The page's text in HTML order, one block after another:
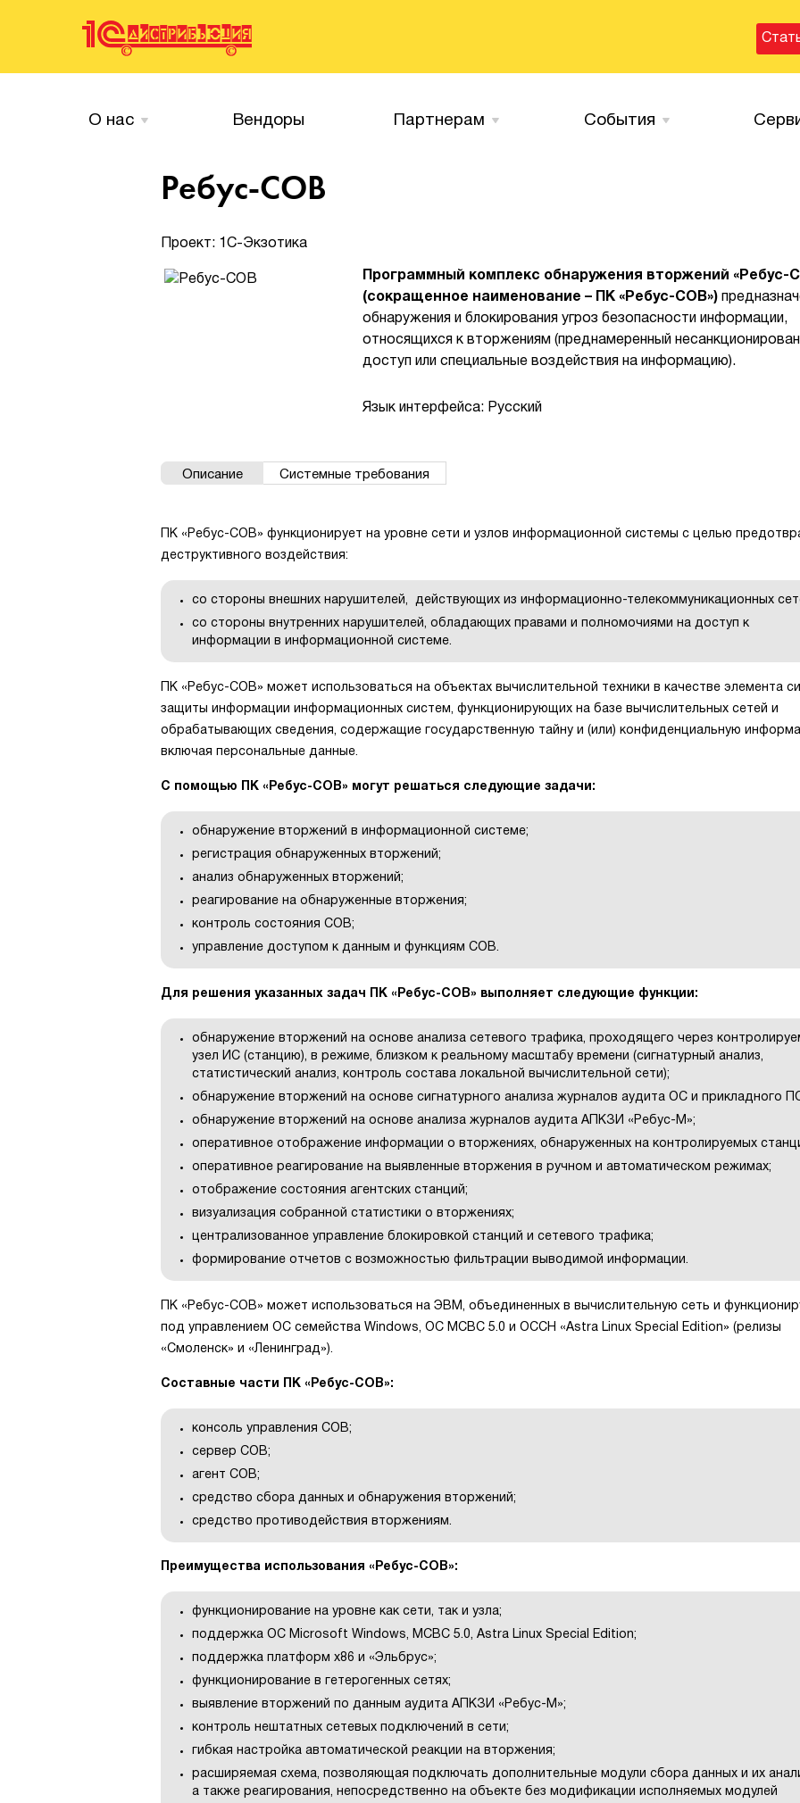
О нас Вендоры Партнерам События
Ребус-СОВ
Проект: 1С-Экзотика
Программный комплекс обнаружения вторжений «Ребус-
(сокращенное наименование – ПК «Ребус-СОВ»)
обнаружения и блокирования угроз безопасности информации,
относящихся к вторжениям (преднамеренный
доступ или специальные воздействия на информацию).
Язык интерфейса: Русский
Описание Системные требования
ПК «Ребус-СОВ» функционирует на уровне сети и узлов информационной системы с целью
деструктивного воздействия:
со стороны внешних нарушителей, действующих из информационно-телекоммуникационных
со стороны внутренних нарушителей, обладающих правами и полномочиями на доступ к
информации в информационной системе.
ПК «Ребус-СОВ» может использоваться на объектах вычислительной техники в качестве элемента
защиты информации информационных систем, функционирующих на базе вычислительных сетей и
обрабатывающих сведения, содержащие государственную тайну и (или) конфиденциальную
включая персональные данные.
С помощью ПК «Ребус-СОВ» могут решаться следующие задачи:
обнаружение вторжений в информационной системе;
регистрация обнаруженных вторжений;
анализ обнаруженных вторжений;
реагирование на обнаруженные вторжения;
контроль состояния СОВ;
управление доступом к данным и функциям СОВ.
Для решения указанных задач ПК «Ребус-СОВ» выполняет следующие функции:
обнаружение вторжений на основе анализа сетевого трафика, проходящего через
узел ИС (станцию), в режиме, близком к реальному масштабу времени (сигнатурный анализ,
статистический анализ, контроль состава локальной вычислительной сети);
обнаружение вторжений на основе сигнатурного анализа журналов аудита ОС и прикладного
обнаружение вторжений на основе анализа журналов аудита АПКЗИ «Ребус-М»;
оперативное отображение информации о вторжениях, обнаруженных на контролируемых
оперативное реагирование на выявленные вторжения в ручном и автоматическом режимах;
отображение состояния агентских станций;
визуализация собранной статистики о вторжениях;
централизованное управление блокировкой станций и сетевого трафика;
формирование отчетов c возможностью фильтрации выводимой информации.
ПК «Ребус-СОВ» может использоваться на ЭВМ, объединенных в вычислительную сеть и
под управлением ОС семейства Windows, ОС МСВС 5.0 и ОССН «Astra Linux Special Edition» (релизы
«Смоленск» и «Ленинград»).
Составные части ПК «Ребус-СОВ»:
консоль управления СОВ;
сервер СОВ;
агент СОВ;
средство сбора данных и обнаружения вторжений;
средство противодействия вторжениям.
Преимущества использования «Ребус-СОВ»:
функционирование на уровне как сети, так и узла;
поддержка ОС Microsoft Windows, МСВС 5.0, Astra Linux Special Edition;
поддержка платформ x86 и «Эльбрус»;
функционирование в гетерогенных сетях;
выявление вторжений по данным аудита АПКЗИ «Ребус-М»;
контроль нештатных сетевых подключений в сети;
гибкая настройка автоматической реакции на вторжения;
расширяемая схема, позволяющая подключать дополнительные модули сбора данных и их
а также реагирования, непосредственно на объекте без модификации исполняемых модулей